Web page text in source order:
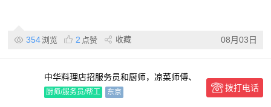
354浏览 2 点赞 收藏 08月03日
中华料理店招服务员和厨师，凉菜师傅、
料理辅助
厨师/服务员/帮工 东京 拨打电话